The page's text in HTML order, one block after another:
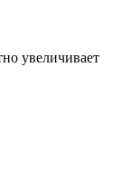
увеличивает